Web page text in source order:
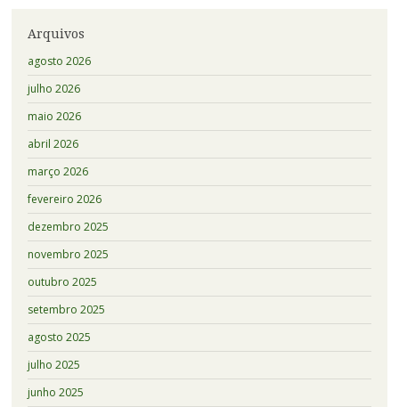
Arquivos
agosto 2026
julho 2026
maio 2026
abril 2026
março 2026
fevereiro 2026
dezembro 2025
novembro 2025
outubro 2025
setembro 2025
agosto 2025
julho 2025
junho 2025